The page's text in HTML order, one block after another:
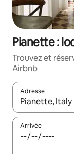
Pianette :
Trouvez et
Airbnb
Adresse
Lorsque les
Arrivée